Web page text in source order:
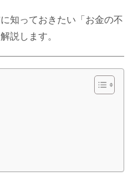
知っておきたい「お金の不
説します。